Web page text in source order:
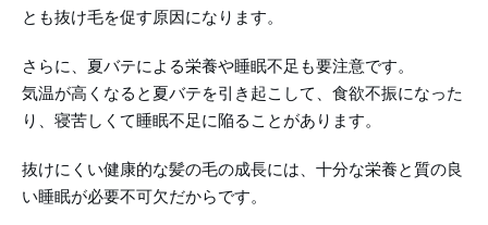
とも抜け毛を促す原因になります。
さらに、夏バテによる栄養や睡眠不足も要注意です。
気温が高くなると夏バテを引き起こして、食欲不振になった
り、寝苦しくて睡眠不足に陥ることがあります。
抜けにくい健康的な髪の毛の成長には、十分な栄養と質の良
い睡眠が必要不可欠だからです。